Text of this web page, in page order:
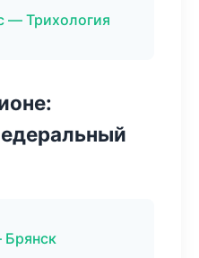
— Трихология
Брянск